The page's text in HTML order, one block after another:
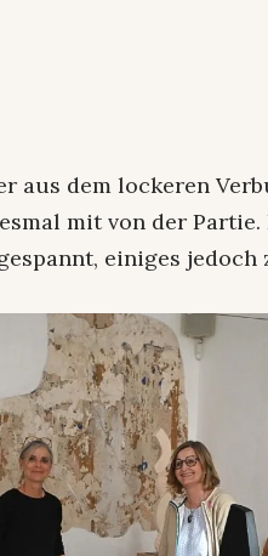
aus dem lockeren
mit von der Partie.
einiges jedoch